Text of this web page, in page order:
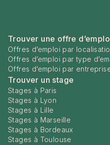
Trouver une offre
Offres d’emploi par
Offres d’emploi par type
Offres d’emploi par
Trouver un stage
Stages à Paris
Stages à Lyon
Stages à Lille
Stages à Marseille
Stages à Bordeaux
Stages à Toulouse